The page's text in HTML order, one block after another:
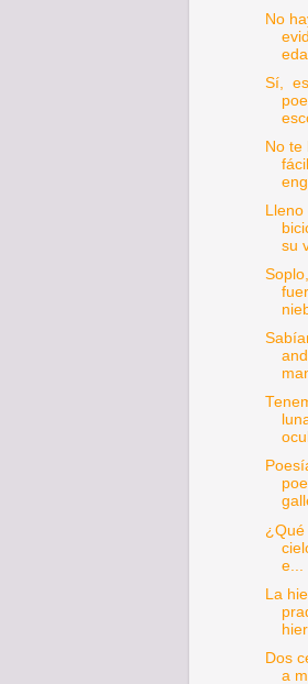
No
Sí,
No te
su
¿Qué
e...
La
Dos
a